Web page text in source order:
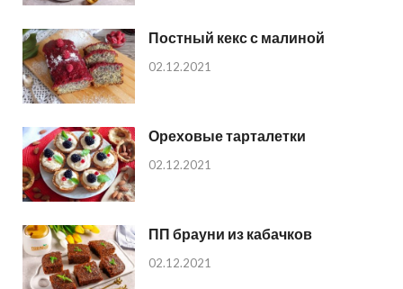
Постный кекс с малиной
02.12.2021
Ореховые тарталетки
02.12.2021
ПП брауни из кабачков
02.12.2021